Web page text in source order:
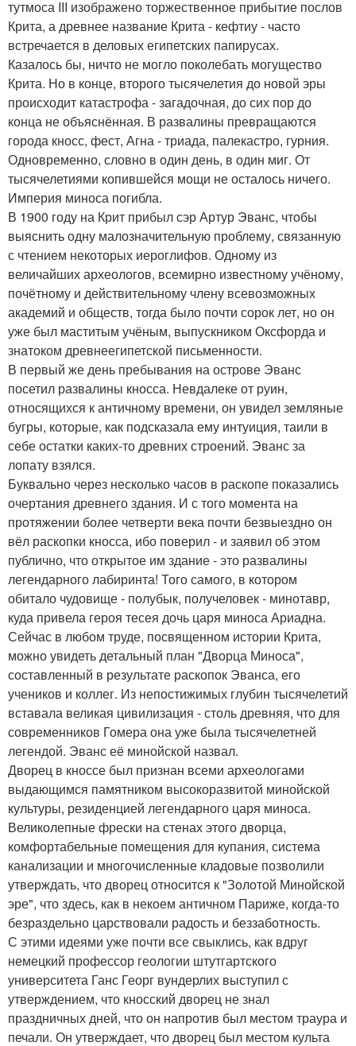
тутмоса III изображено торжественное прибытие послов
Крита, а древнее название Крита - кефтиу - часто
встречается в деловых египетских папирусах.
Казалось бы, ничто не могло поколебать могущество
Крита. Но в конце, второго тысячелетия до новой эры
происходит катастрофа - загадочная, до сих пор до
конца не объяснённая. В развалины превращаются
города кносс, фест, Агна - триада, палекастро, гурния.
Одновременно, словно в один день, в один миг. От
тысячелетиями копившейся мощи не осталось ничего.
Империя миноса погибла.
В 1900 году на Крит прибыл сэр Артур Эванс, чтобы
выяснить одну малозначительную проблему, связанную
с чтением некоторых иероглифов. Одному из
величайших археологов, всемирно известному учёному,
почётному и действительному члену всевозможных
академий и обществ, тогда было почти сорок лет, но он
уже был маститым учёным, выпускником Оксфорда и
знатоком древнеегипетской письменности.
В первый же день пребывания на острове Эванс
посетил развалины кносса. Невдалеке от руин,
относящихся к античному времени, он увидел земляные
бугры, которые, как подсказала ему интуиция, таили в
себе остатки каких-то древних строений. Эванс за
лопату взялся.
Буквально через несколько часов в раскопе показались
очертания древнего здания. И с того момента на
протяжении более четверти века почти безвыездно он
вёл раскопки кносса, ибо поверил - и заявил об этом
публично, что открытое им здание - это развалины
легендарного лабиринта! Того самого, в котором
обитало чудовище - полубык, получеловек - минотавр,
куда привела героя тесея дочь царя миноса Ариадна.
Сейчас в любом труде, посвященном истории Крита,
можно увидеть детальный план "Дворца Миноса",
составленный в результате раскопок Эванса, его
учеников и коллег. Из непостижимых глубин тысячелетий
вставала великая цивилизация - столь древняя, что для
современников Гомера она уже была тысячелетней
легендой. Эванс её минойской назвал.
Дворец в кноссе был признан всеми археологами
выдающимся памятником высокоразвитой минойской
культуры, резиденцией легендарного царя миноса.
Великолепные фрески на стенах этого дворца,
комфортабельные помещения для купания, система
канализации и многочисленные кладовые позволили
утверждать, что дворец относится к "Золотой Минойской
эре", что здесь, как в некоем античном Париже, когда-то
безраздельно царствовали радость и беззаботность.
С этими идеями уже почти все свыклись, как вдруг
немецкий профессор геологии штутгартского
университета Ганс Георг вундерлих выступил с
утверждением, что кносский дворец не знал
праздничных дней, что он напротив был местом траура и
печали. Он утверждает, что дворец был местом культа